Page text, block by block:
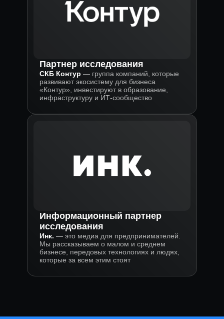
Партнер исследования
СКБ Контур — группа компаний, которые
развивают экосистему для бизнеса
«Контур», инвестируют в образование,
инфраструктуру и ИТ-сообщество
Информационный партнер
исследования
Инк. — это медиа для предпринимателей.
Мы рассказываем о малом и среднем
бизнесе, передовых технологиях и людях,
которые за всем этим стоят